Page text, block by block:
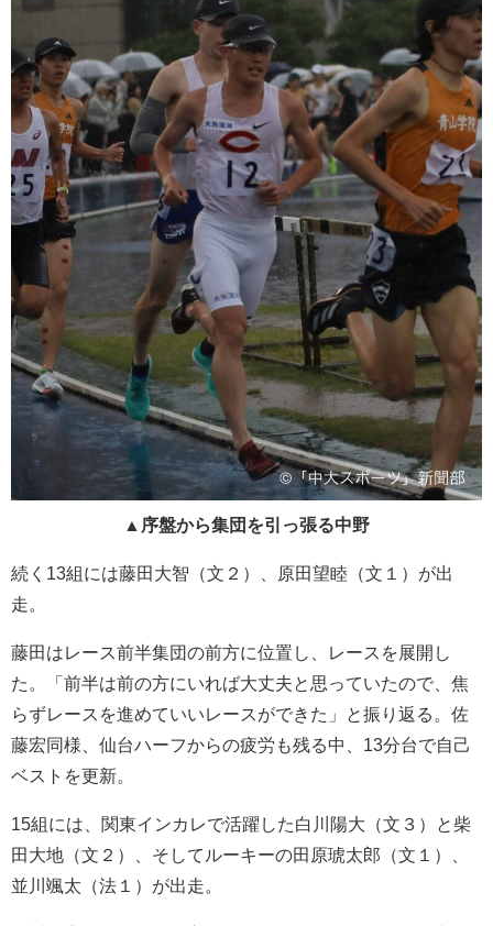
▲序盤から集団を引っ張る中野
続く13組には藤田大智（文２）、原田望睦（文１）が出
走。
藤田はレース前半集団の前方に位置し、レースを展開し
た。「前半は前の方にいれば大丈夫と思っていたので、焦
らずレースを進めていいレースができた」と振り返る。佐
藤宏同様、仙台ハーフからの疲労も残る中、13分台で自己
ベストを更新。
15組には、関東インカレで活躍した白川陽大（文３）と柴
田大地（文２）、そしてルーキーの田原琥太郎（文１）、
並川颯太（法１）が出走。